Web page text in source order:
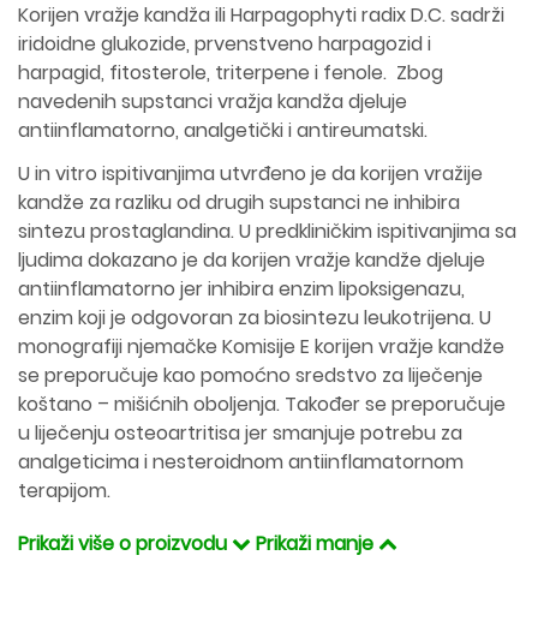
Korijen vražje kandža ili Harpagophyti radix D.C. sadrži
iridoidne glukozide, prvenstveno harpagozid i
harpagid, fitosterole, triterpene i fenole. Zbog
navedenih supstanci vražja kandža djeluje
antiinflamatorno, analgetički i antireumatski.
U in vitro ispitivanjima utvrđeno je da korijen vražije
kandže za razliku od drugih supstanci ne inhibira
sintezu prostaglandina. U predkliničkim ispitivanjima sa
ljudima dokazano je da korijen vražje kandže djeluje
antiinflamatorno jer inhibira enzim lipoksigenazu,
enzim koji je odgovoran za biosintezu leukotrijena. U
monografiji njemačke Komisije E korijen vražje kandže
se preporučuje kao pomoćno sredstvo za liječenje
koštano – mišićnih oboljenja. Također se preporučuje
u liječenju osteoartritisa jer smanjuje potrebu za
analgeticima i nesteroidnom antiinflamatornom
terapijom.
Prikaži više o proizvodu
Prikaži manje